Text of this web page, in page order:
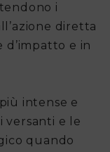
i
diretta
d’impatto e in
intense e
versanti e le
quando